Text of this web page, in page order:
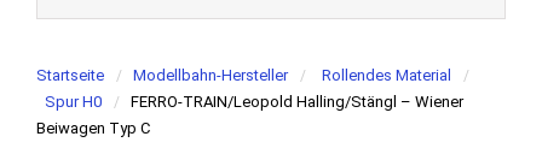
Startseite Modellbahn-Hersteller
Rollendes Material
Spur H0
FERRO-TRAIN/Leopold Halling/Stängl – Wiener
Beiwagen Typ C